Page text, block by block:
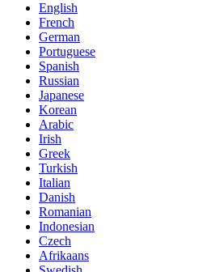
English
French
German
Portuguese
Spanish
Russian
Japanese
Korean
Arabic
Irish
Greek
Turkish
Italian
Danish
Romanian
Indonesian
Czech
Afrikaans